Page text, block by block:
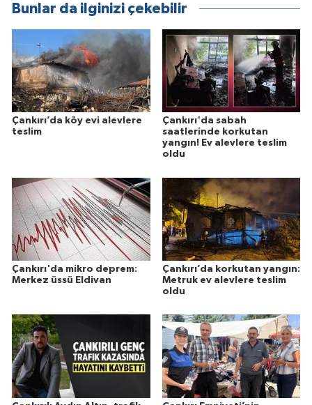
Bunlar da ilginizi çekebilir
Çankırı’da köy evi alevlere
teslim
Çankırı'da sabah
saatlerinde korkutan
yangın! Ev alevlere teslim
oldu
Çankırı'da mikro deprem:
Merkez üssü Eldivan
Çankırı’da korkutan yangın:
Metruk ev alevlere teslim
oldu